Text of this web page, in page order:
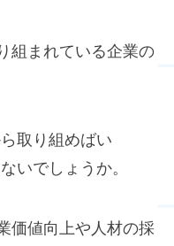
組まれている企業の
取り組めばい
いでしょうか。
価値向上や人材の採